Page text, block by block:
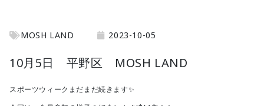
MOSH LAND 2023-10-05
10月5日 平野区 MOSH LAND
スポーツウィークまだまだ続きます✨